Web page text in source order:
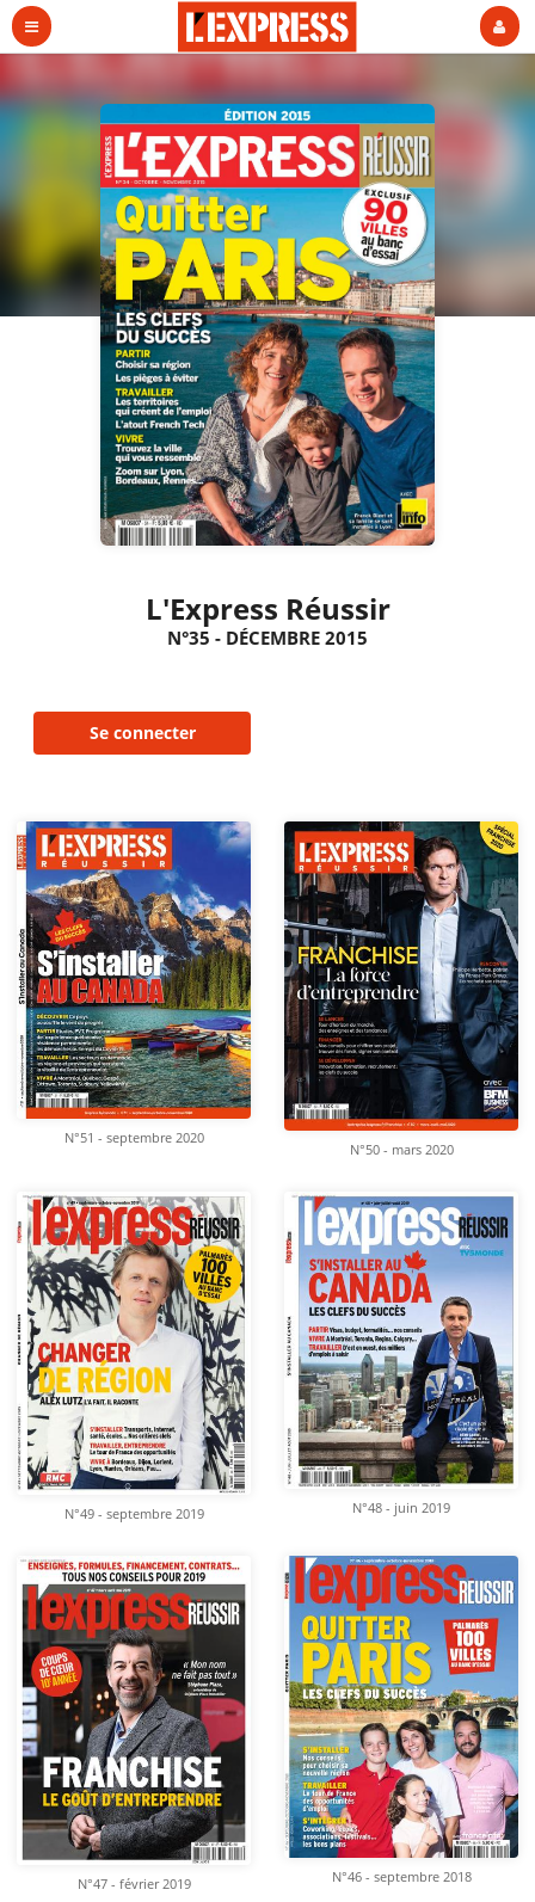
L'Express Réussir
N°35 - DÉCEMBRE 2015
Se connecter
N°51 - septembre 2020
N°50 - mars 2020
N°49 - septembre 2019 N°48 - juin 2019
N°47 - février 2019 N°46 - septembre 2018